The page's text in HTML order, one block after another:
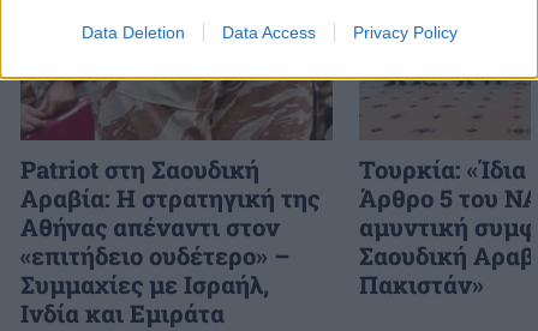
Data Deletion Data Access Privacy Policy
Patriot στη Σαουδική
Αραβία: Η στρατηγική της
Αθήνας απέναντι στον
«επιτήδειο ουδέτερο» –
Συμμαχίες με Ισραήλ,
Ινδία και Εμιράτα
Τουρκία: «Ίδια
Άρθρο 5 του
αμυντική
Σαουδική
Πακιστάν»